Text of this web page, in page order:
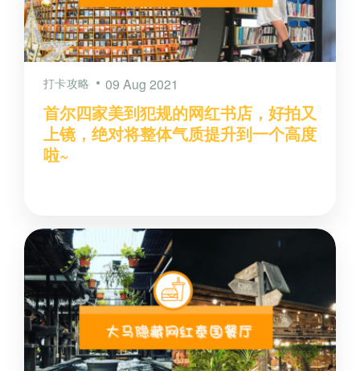
打卡攻略 09 Aug 2021
首尔四家美到犯规的网红书店，好拍又
上镜，绝对将整体气质提升到一个高度
啦~